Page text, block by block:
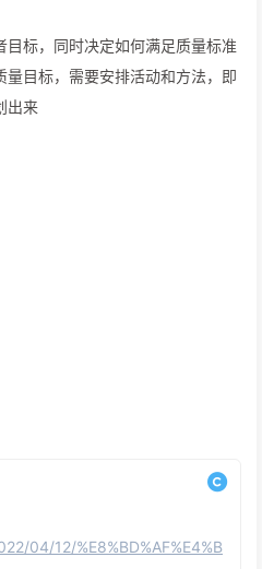
标，同时决定如何满足质量标准
目标，需要安排活动和方法，即
出来
04/12/%E8%BD%AF%E4%B